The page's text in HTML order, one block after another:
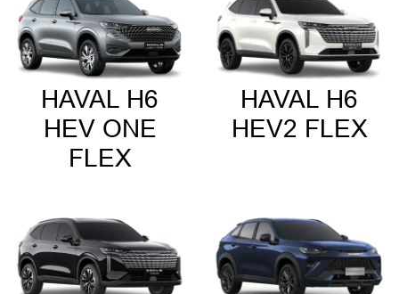
HAVAL H6
HEV ONE
FLEX
HAVAL H6
HEV2 FLEX